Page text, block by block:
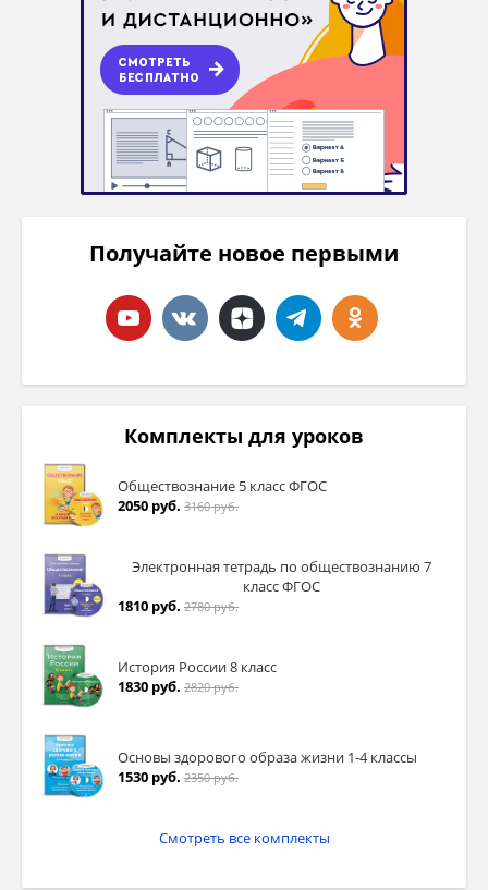
Получайте новое первыми
Комплекты для уроков
Обществознание 5 класс ФГОС
2050 руб. 3160 руб.
Электронная тетрадь по обществознанию 7
класс ФГОС
1810 руб. 2780 руб.
История России 8 класс
1830 руб. 2820 руб.
Основы здорового образа жизни 1-4 классы
1530 руб. 2350 руб.
Смотреть все комплекты